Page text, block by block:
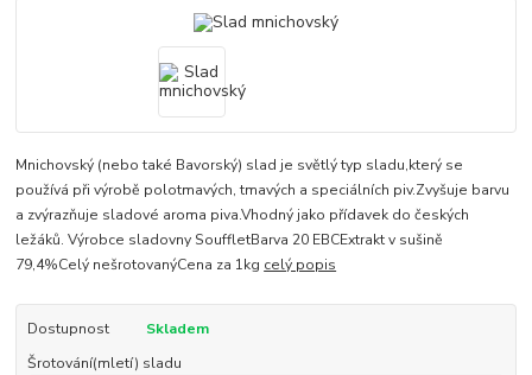
Mnichovský (nebo také Bavorský) slad je světlý typ sladu,který se
používá při výrobě polotmavých, tmavých a speciálních piv.Zvyšuje barvu
a zvýrazňuje sladové aroma piva.Vhodný jako přídavek do českých
ležáků. Výrobce sladovny SouffletBarva 20 EBCExtrakt v sušině
79,4%Celý nešrotovanýCena za 1kg celý popis
Dostupnost
Skladem
Šrotování(mletí) sladu